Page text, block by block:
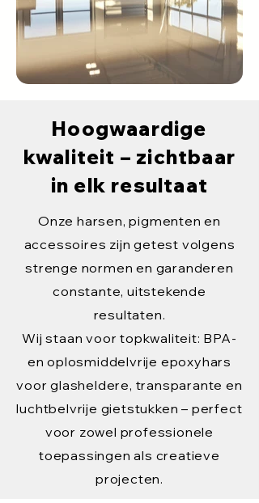
Hoogwaardige
kwaliteit – zichtbaar
in elk resultaat
Onze harsen, pigmenten en
accessoires zijn getest volgens
strenge normen en garanderen
constante, uitstekende
resultaten.
Wij staan voor topkwaliteit: BPA-
en oplosmiddelvrije epoxyhars
voor glasheldere, transparante en
luchtbelvrije gietstukken – perfect
voor zowel professionele
toepassingen als creatieve
projecten.